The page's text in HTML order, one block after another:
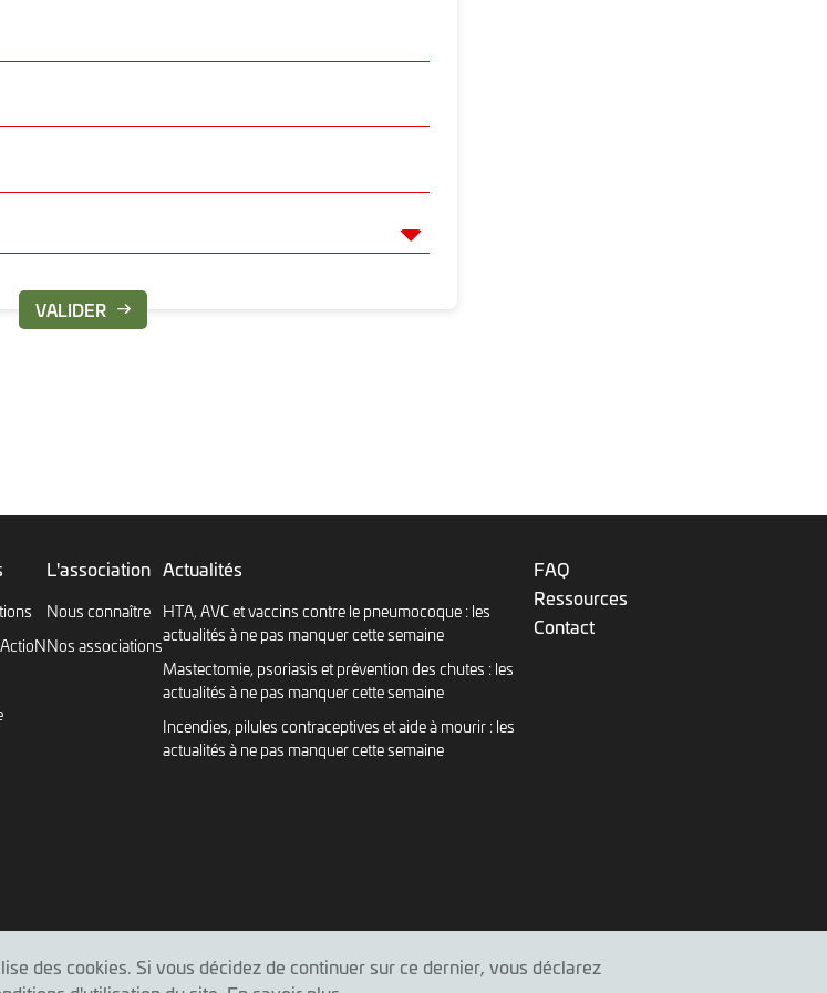
L'association
Nous connaître
Nos associations
Actualités
HTA, AVC et vaccins contre le pneumocoque : les
actualités à ne pas manquer cette semaine
Mastectomie, psoriasis et prévention des chutes : les
actualités à ne pas manquer cette semaine
Incendies, pilules contraceptives et aide à mourir : les
actualités à ne pas manquer cette semaine
FAQ
Ressources
Contact
des cookies. Si vous décidez de continuer sur ce dernier, vous déclarez